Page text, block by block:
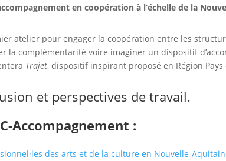
en coopération à l’échelle de la
atelier pour engager la coopération entre les
la complémentarité voire imaginer un dispositif
Trajet, dispositif inspirant proposé en Région
et perspectives de travail.
Accompagnement :
des arts et de la culture en Nouvelle-